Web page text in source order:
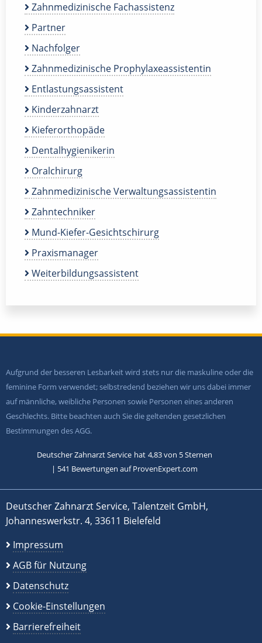
Zahnmedizinische Fachassistenz
Partner
Nachfolger
Zahnmedizinische Prophylaxeassistentin
Entlastungsassistent
Kinderzahnarzt
Kieferorthopäde
Dentalhygienikerin
Oralchirurg
Zahnmedizinische Verwaltungsassistentin
Zahntechniker
Mund-Kiefer-Gesichtschirurg
Praxismanager
Weiterbildungsassistent
Aufgrund der besseren Lesbarkeit wird stets nur die maskuline oder die
feminine Form verwendet; selbstredend beziehen wir uns dabei immer
auf männliche, weibliche Personen sowie Personen eines anderen
Geschlechts. Bitte beachten auch Sie die geltenden gesetzlichen
Bestimmungen des AGG.
Deutscher Zahnarzt Service hat 4,83von 5Sternen
| 541 Bewertungen auf ProvenExpert.com
Deutscher Zahnarzt Service, Talentzeit GmbH,
Johanneswerkstr. 4, 33611 Bielefeld
Impressum
AGB für Nutzung
Datenschutz
Cookie-Einstellungen
Barrierefreiheit